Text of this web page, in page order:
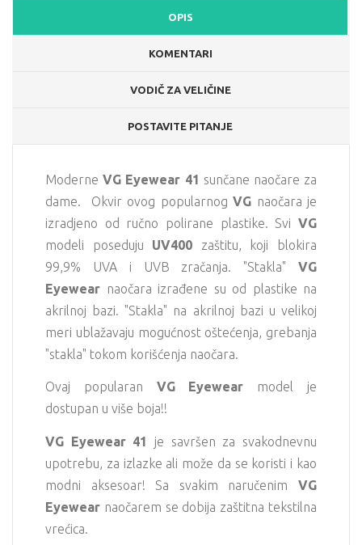
OPIS
KOMENTARI
VODIČ ZA VELIČINE
POSTAVITE PITANJE
ModerneVG Eyewear 41 sunčane naočare za
dame. Okvir ovog popularnogVG naočara je
izradjeno od ručno polirane plastike. Svi VG
modeli poseduju UV400 zaštitu, koji blokira
99,9% UVA i UVB zračanja. "Stakla" VG
Eyewear naočara izrađene su od plastike na
akrilnoj bazi. "Stakla" na akrilnoj bazi u velikoj
meri ublažavaju mogućnost oštećenja, grebanja
"stakla" tokom korišćenja naočara.
Ovaj popularan VG Eyewear model je
dostupan u više boja!!
VG Eyewear 41
je savršen za svakodnevnu
upotrebu, za izlazke ali može da se koristi i kao
modni aksesoar! Sa svakim naručenim VG
Eyewear naočarem se dobija zaštitna tekstilna
vrećica.